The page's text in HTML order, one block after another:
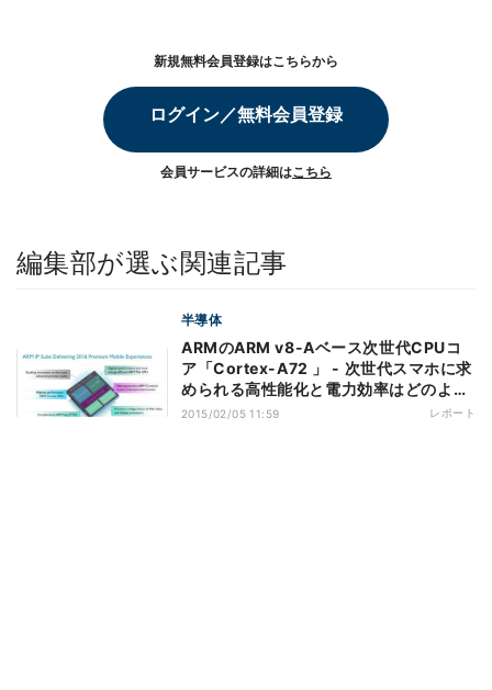
新規無料会員登録はこちらから
ログイン／無料会員登録
会員サービスの詳細はこちら
編集部が選ぶ関連記事
半導体
ARMのARM v8-Aベース次世代CPUコ
ア「Cortex-A72 」 - 次世代スマホに求
められる高性能化と電力効率はどのよう
に実現されたのか?
2015/02/05 11:59 レポート